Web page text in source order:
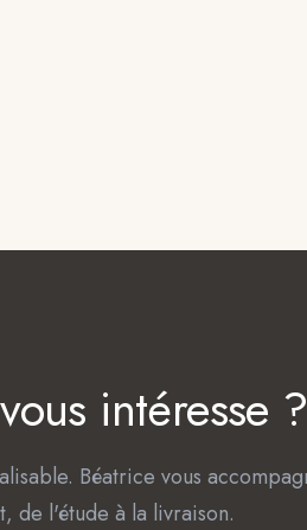
intéresse ?
Béatrice vous
de l'étude à la livraison.